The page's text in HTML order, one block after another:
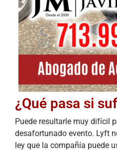
¿Qué pasa si
Puede resultarle muy difícil
desafortunado evento. Lyft
ley que la compañía puede
Todo super bien